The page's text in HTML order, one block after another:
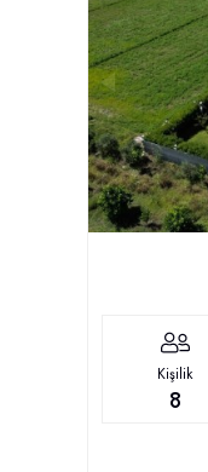
Kişilik
8